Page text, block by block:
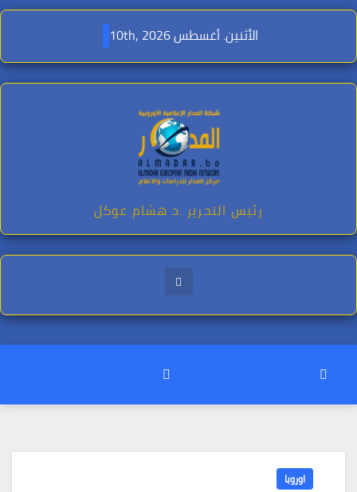
Skip
content
الأثنين. أغسطس 10th, 2026
رئيس التحرير .د هشام عوكل
اوروبا